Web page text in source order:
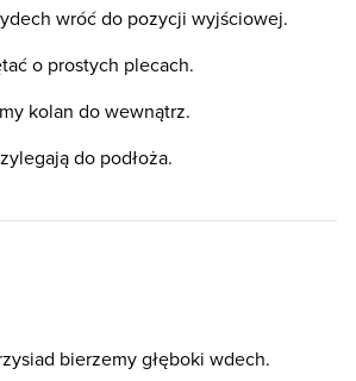
wróć do pozycji wyjściowej.
o prostych plecach.
kolan do wewnątrz.
do podłoża.
bierzemy głęboki wdech.